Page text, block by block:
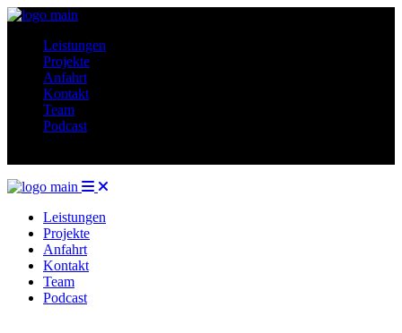
Leistungen
Projekte
Anfahrt
Kontakt
Team
Podcast
Leistungen
Projekte
Anfahrt
Kontakt
Team
Podcast